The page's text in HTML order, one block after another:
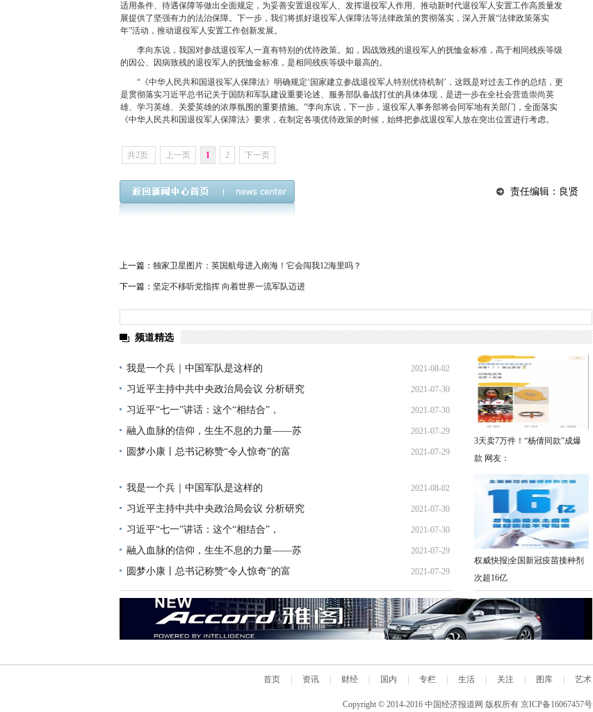
适用条件、待遇保障等做出全面规定，为妥善安置退役军人、发挥退役军人作用、推动新时代退役军人安置工作高质量发
展提供了坚强有力的法治保障。下一步，我们将抓好退役军人保障法等法律政策的贯彻落实，深入开展“法律政策落实
年”活动，推动退役军人安置工作创新发展。
李向东说，我国对参战退役军人一直有特别的优待政策。如，因战致残的退役军人的抚恤金标准，高于相同残疾等级
的因公、因病致残的退役军人的抚恤金标准，是相同残疾等级中最高的。
“《中华人民共和国退役军人保障法》明确规定‘国家建立参战退役军人特别优待机制’，这既是对过去工作的总结，更
是贯彻落实习近平总书记关于国防和军队建设重要论述、服务部队备战打仗的具体体现，是进一步在全社会营造崇尚英
雄、学习英雄、关爱英雄的浓厚氛围的重要措施。”李向东说，下一步，退役军人事务部将会同军地有关部门，全面落实
《中华人民共和国退役军人保障法》要求，在制定各项优待政策的时候，始终把参战退役军人放在突出位置进行考虑。
共2页: 上一页 1 2 下一页
责任编辑：良贤
上一篇： 独家卫星图片：英国航母进入南海！它会闯我12海里吗？
下一篇： 坚定不移听党指挥 向着世界一流军队迈进
频道精选
我是一个兵｜中国军队是这样的 2021-08-02
08:17:15
习近平主持中共中央政治局会议 分析研究 2021-07-30
18:31:23
习近平“七一”讲话：这个“相结合”， 2021-07-30
08:47:00
融入血脉的信仰，生生不息的力量——苏 2021-07-29
16:07:50
圆梦小康丨总书记称赞“令人惊奇”的富 2021-07-29
我是一个兵｜中国军队是这样的 2021-08-02
08:17:15
习近平主持中共中央政治局会议 分析研究 2021-07-30
18:31:23
习近平“七一”讲话：这个“相结合”， 2021-07-30
08:47:00
融入血脉的信仰，生生不息的力量——苏 2021-07-29
16:07:50
圆梦小康丨总书记称赞“令人惊奇”的富 2021-07-29
10:55:31
3天卖7万件！“杨倩同款”成爆
款 网友：
权威快报|全国新冠疫苗接种剂
次超16亿
首页 资讯 财经 国内 专栏 生活 关注 图库 艺术
Copyright © 2014-2016 中国经济报道网 版权所有 京ICP备16067457号